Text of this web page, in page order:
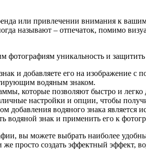
или привлечении внимания к
называют – отпечаток, помимо
уникальность и
и добавляете его на изображение с
водяным знаком.
которые позволяют быстро и легко
настройки и опции, чтобы
водяного знака является
водяной знак и применить его к
вы можете выбрать наиболее
просто создать эффектный эффект,